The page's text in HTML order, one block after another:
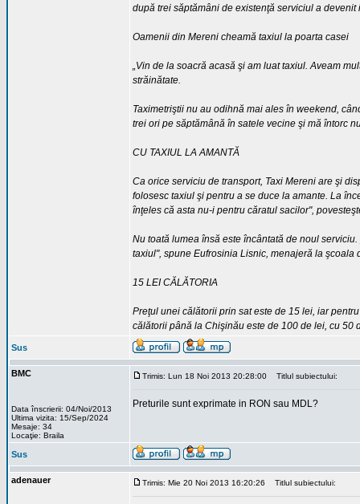
după trei săptămâni de existenţă serviciul a devenit
Oamenii din Mereni cheamă taxiul la poarta casei
„Vin de la soacră acasă şi am luat taxiul. Aveam
străinătate.
Taximetriştii nu au odihnă mai ales în weekend,
trei ori pe săptămână în satele vecine şi mă întorc
CU TAXIUL LA AMANTĂ
Ca orice serviciu de transport, Taxi Mereni are şi
folosesc taxiul şi pentru a se duce la amante. La
înţeles că asta nu-i pentru căratul sacilor",
Nu toată lumea însă este încântată de noul
taxiul", spune Eufrosinia Lisnic, menajeră la şcoala
15 LEI CĂLĂTORIA
Preţul unei călătorii prin sat este de 15 lei, iar
călătorii până la Chişinău este de 100 de lei, cu
Sus
BMC
Data înscrierii: 04/Noi/2013
Ultima vizita: 15/Sep/2024
Mesaje: 34
Locaţie: Braila
Trimis: Lun 18 Noi 2013 20:28:00 Titlul subiectului:
Preturile sunt exprimate in RON sau MDL?
Sus
adenauer Trimis: Mie 20 Noi 2013 16:20:26 Titlul subiectului: